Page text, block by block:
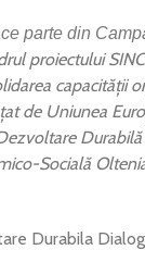
parte din
proiectului
capacității
de Uniunea
Socială
Durabila